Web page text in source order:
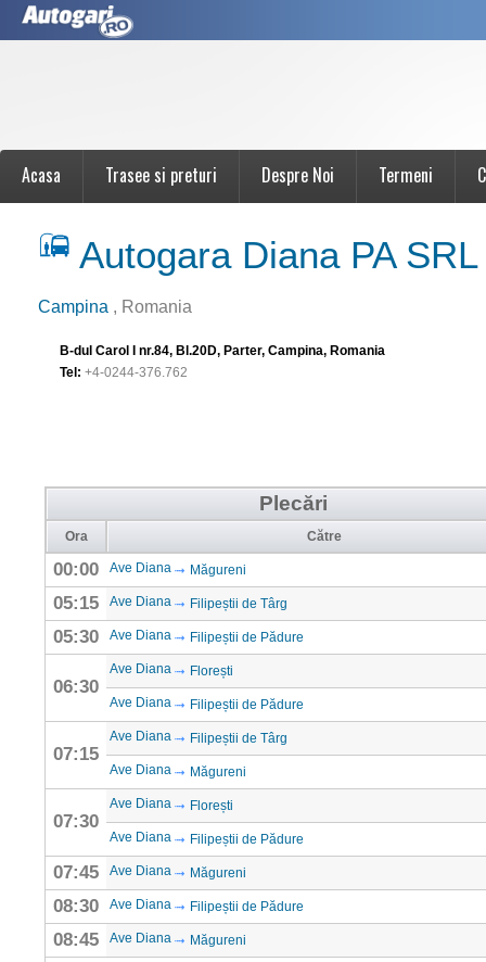
Acasa Trasee si preturi Despre Noi Termeni
Autogara Diana PA SRL
Campina , Romania
B-dul Carol I nr.84, Bl.20D, Parter, Campina, Romania
Tel: +4-0244-376.762
Plecări
Ora Către
00:00 Ave Diana Măgureni
05:15 Ave Diana Filipeștii de Târg
05:30 Ave Diana Filipeștii de Pădure
06:30
Ave Diana Florești
Ave Diana Filipeștii de Pădure
07:15
Ave Diana Filipeștii de Târg
Ave Diana Măgureni
07:30
Ave Diana Florești
Ave Diana Filipeștii de Pădure
07:45 Ave Diana Măgureni
08:30 Ave Diana Filipeștii de Pădure
08:45 Ave Diana Măgureni